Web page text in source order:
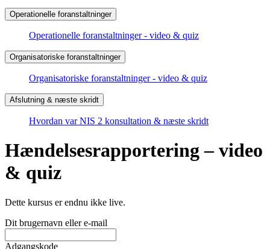
Operationelle foranstaltninger
Operationelle foranstaltninger - video & quiz
Organisatoriske foranstaltninger
Organisatoriske foranstaltninger - video & quiz
Afslutning & næste skridt
Hvordan var NIS 2 konsultation & næste skridt
Hændelsesrapportering – video
& quiz
Dette kursus er endnu ikke live.
Dit brugernavn eller e-mail
Adgangskode